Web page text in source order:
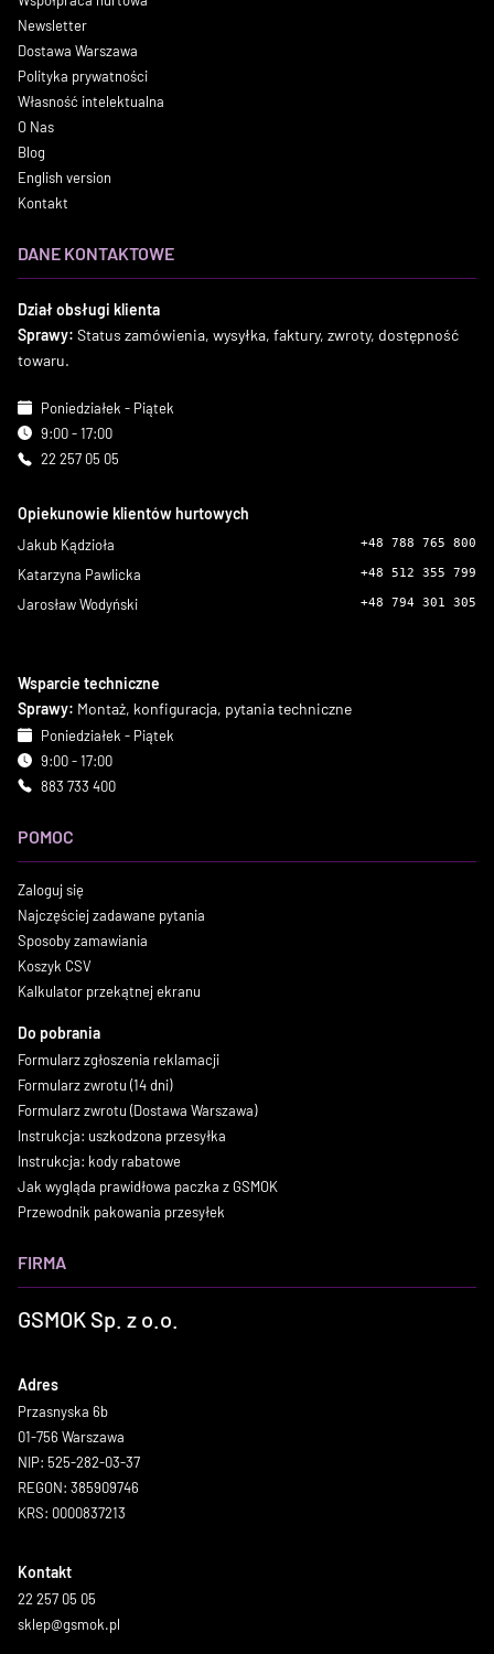
Newsletter
Dostawa Warszawa
Polityka prywatności
Własność intelektualna
O Nas
Blog
English version
Kontakt
DANE KONTAKTOWE
Dział obsługi klienta
Sprawy: Status zamówienia, wysyłka, faktury, zwroty, dostępność
towaru.
Poniedziałek - Piątek
9:00 - 17:00
22 257 05 05
Opiekunowie klientów hurtowych
Jakub Kądzioła +48 788 765 800
Katarzyna Pawlicka +48 512 355 799
Jarosław Wodyński +48 794 301 305
Wsparcie techniczne
Sprawy: Montaż, konfiguracja, pytania techniczne
Poniedziałek - Piątek
9:00 - 17:00
883 733 400
POMOC
Zaloguj się
Najczęściej zadawane pytania
Sposoby zamawiania
Koszyk CSV
Kalkulator przekątnej ekranu
Do pobrania
Formularz zgłoszenia reklamacji
Formularz zwrotu (14 dni)
Formularz zwrotu (Dostawa Warszawa)
Instrukcja: uszkodzona przesyłka
Instrukcja: kody rabatowe
Jak wygląda prawidłowa paczka z GSMOK
Przewodnik pakowania przesyłek
FIRMA
GSMOK Sp. z o.o.
Adres
Przasnyska 6b
01-756 Warszawa
NIP: 525-282-03-37
REGON: 385909746
KRS: 0000837213
Kontakt
22 257 05 05
sklep@gsmok.pl